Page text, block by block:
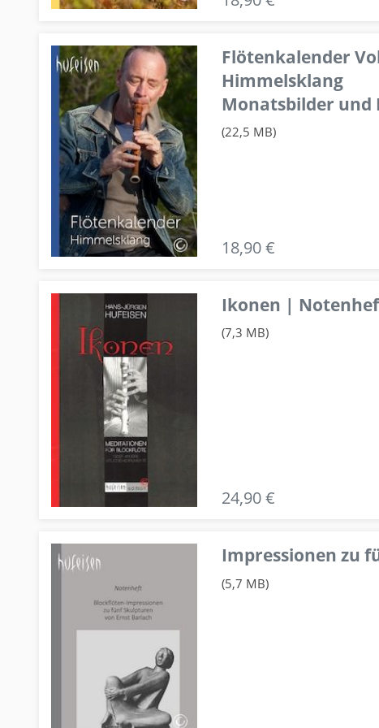
Flötenkalender
Himmelsklang
Monatsbilder und
(22,5 MB)
18,90 €
Ikonen |
(7,3 MB)
24,90 €
Impressionen zu
(5,7 MB)